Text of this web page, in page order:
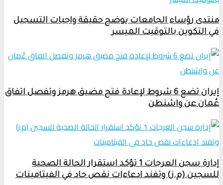
منتدى رؤساء الجامعات يوضح حقيقة واجبات التسجيل
في التكوين بالتوقيت الميسر
إيران تضع 6 شروط لإعادة فتح مضيق هرمز وتفصل اتفاق
عُمان عن واشنطن
إدارة سجن العرجات 1 تؤكد استقرار الحالة الصحية
للسجين (م.ز) وتفند ادعاءات نقص حاد في الفيتامينات